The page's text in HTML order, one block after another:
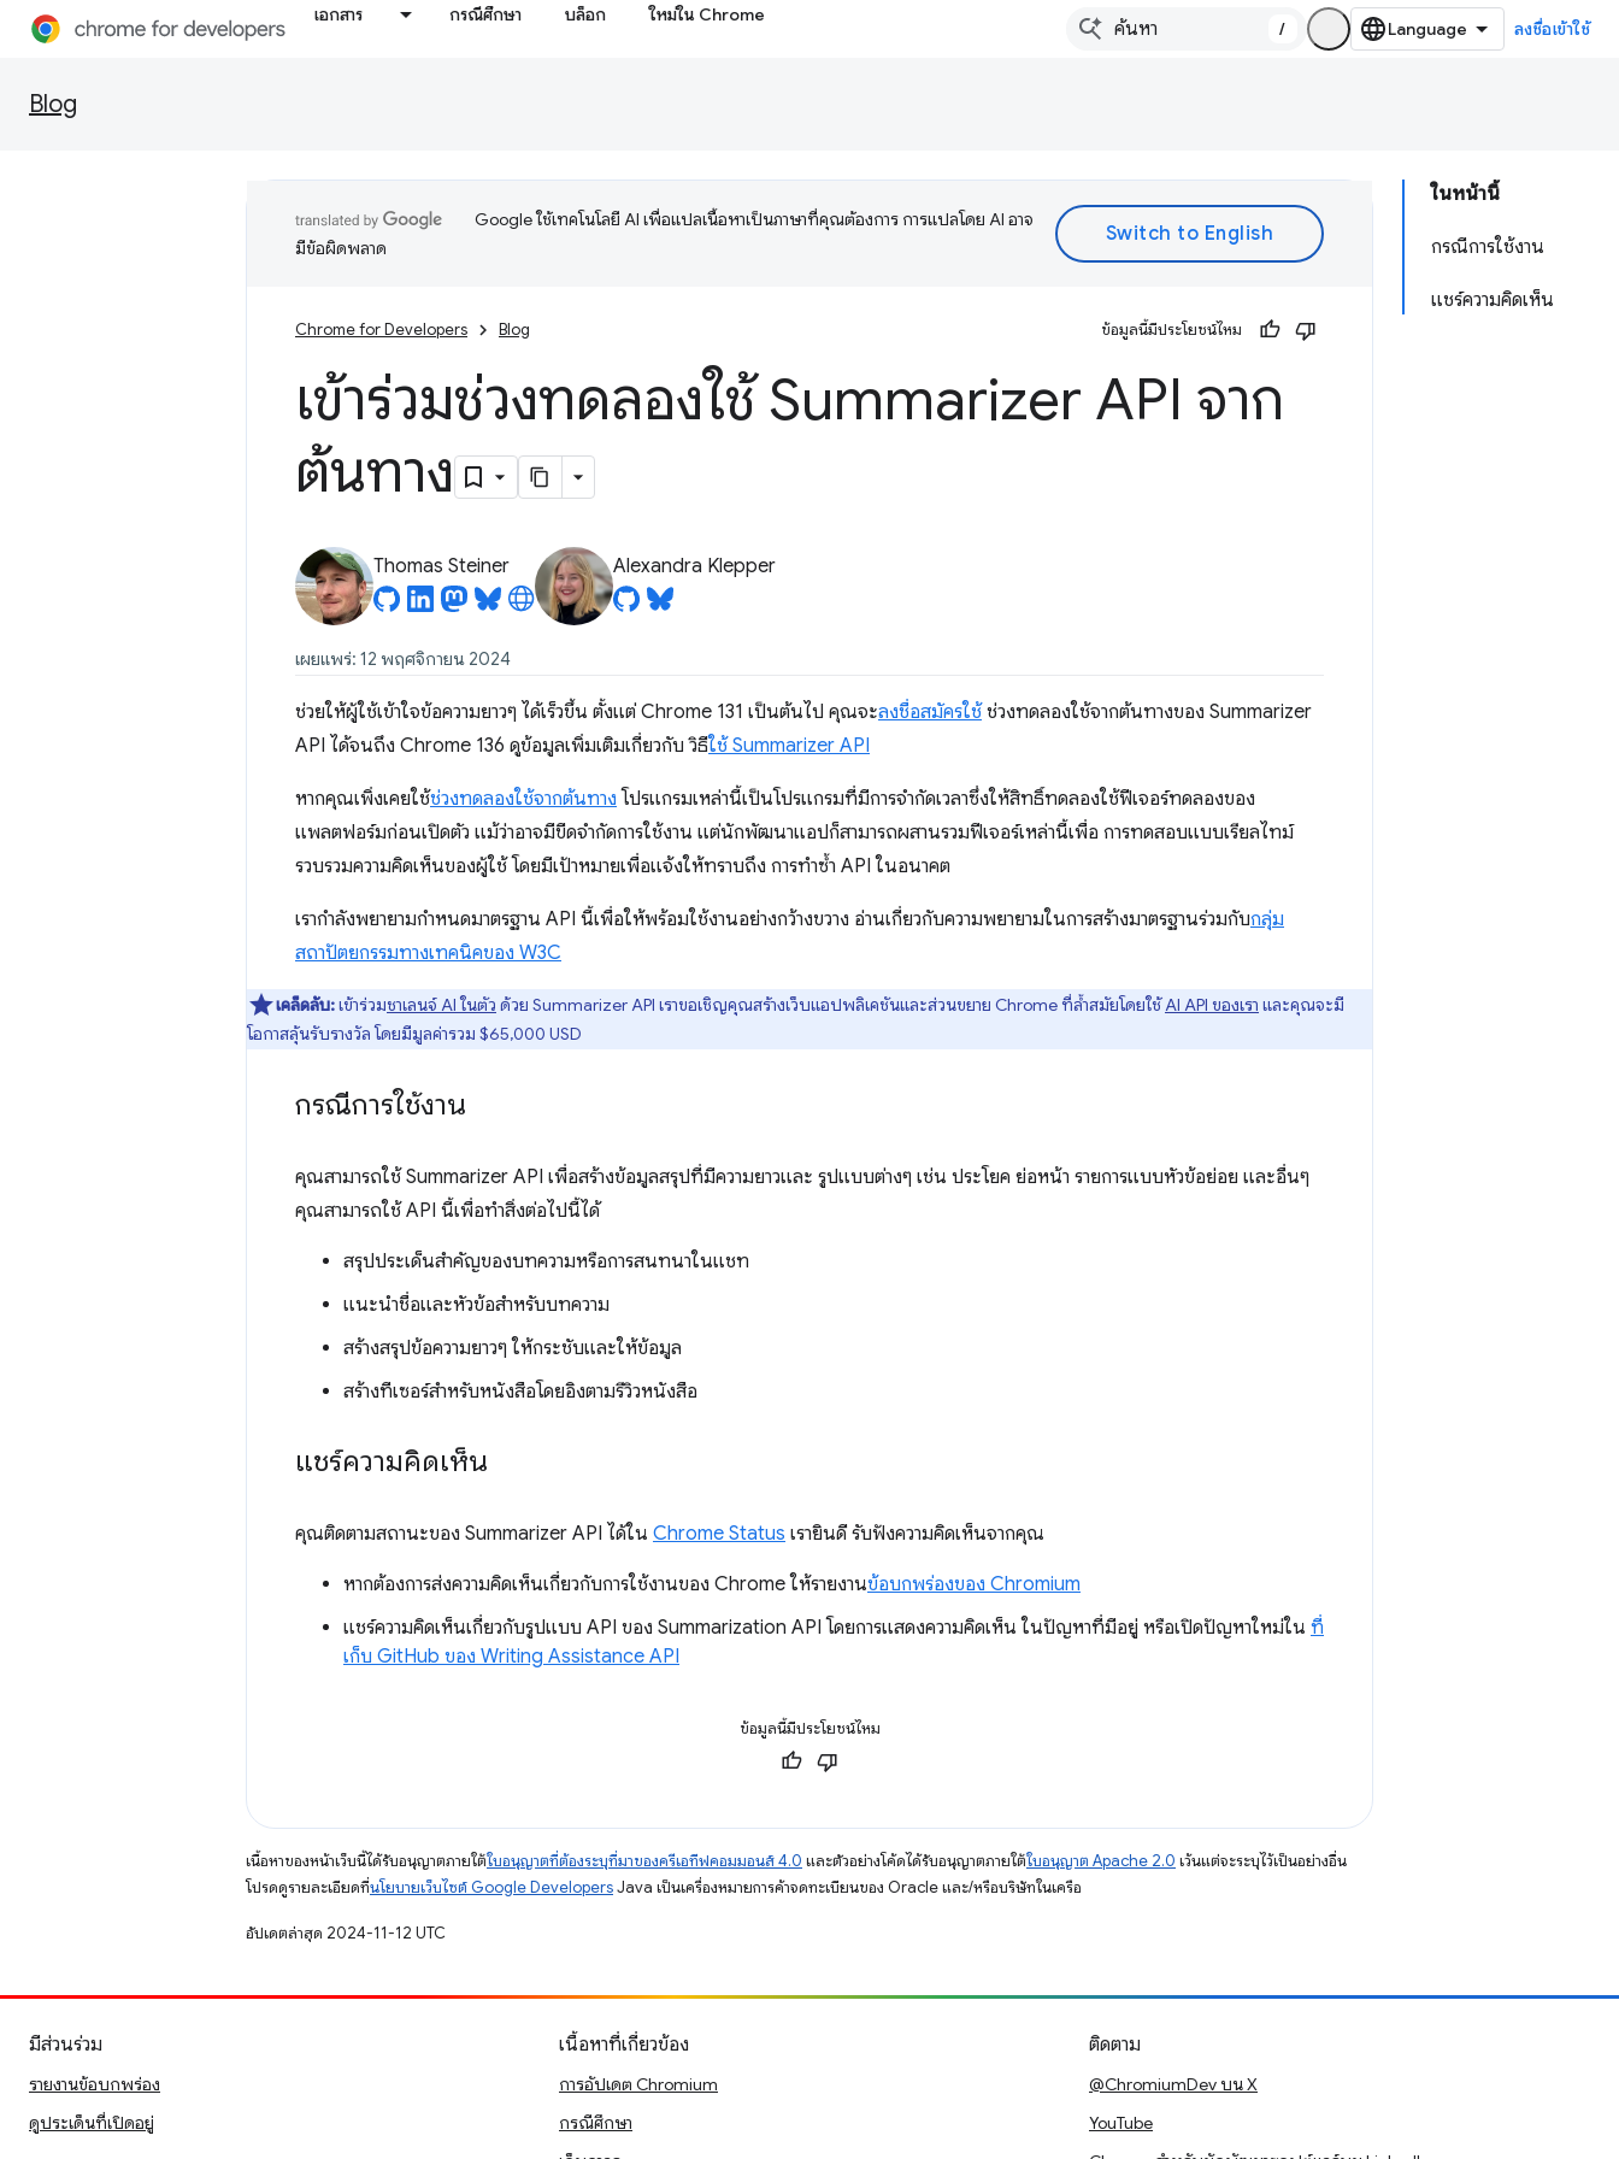
เอกสาร กรณีศึกษา บล็อก ใหม่ใน Chrome
/ ลงชื่อเข้าใช้
Blog
ในหน้านี้
กรณีการใช้งาน
แชร์ความคิดเห็น
Google ใช้เทคโนโลยี AI เพื่อแปลเนื้อหาเป็นภาษาที่คุณต้องการ การแปลโดย AI อาจ
มีข้อผิดพลาด
Chrome for Developers Blog ข้อมูลนี้มีประโยชน์ไหม
เข้าร่วมช่วงทดลองใช้ Summarizer API จาก
ต้นทาง
Thomas Steiner Alexandra Klepper
เผยแพร่: 12 พฤศจิกายน 2024
ช่วยให้ผู้ใช้เข้าใจข้อความยาวๆ ได้เร็วขึ้น ตั้งแต่ Chrome 131 เป็นต้นไป คุณจะลงชื่อสมัครใช้ ช่วงทดลองใช้จากต้นทางของ Summarizer
API ได้จนถึง Chrome 136 ดูข้อมูลเพิ่มเติมเกี่ยวกับ วิธีใช้ Summarizer API
หากคุณเพิ่งเคยใช้ช่วงทดลองใช้จากต้นทาง โปรแกรมเหล่านี้เป็นโปรแกรมที่มีการจำกัดเวลาซึ่งให้สิทธิ์ทดลองใช้ฟีเจอร์ทดลองของ
แพลตฟอร์มก่อนเปิดตัว แม้ว่าอาจมีขีดจํากัดการใช้งาน แต่นักพัฒนาแอปก็สามารถผสานรวมฟีเจอร์เหล่านี้เพื่อ การทดสอบแบบเรียลไทม์
รวบรวมความคิดเห็นของผู้ใช้ โดยมีเป้าหมายเพื่อแจ้งให้ทราบถึง การทำซ้ำ API ในอนาคต
เรากำลังพยายามกำหนดมาตรฐาน API นี้เพื่อให้พร้อมใช้งานอย่างกว้างขวาง อ่านเกี่ยวกับความพยายามในการสร้างมาตรฐานร่วมกับกลุ่ม
สถาปัตยกรรมทางเทคนิคของ W3C
เคล็ดลับ:เข้าร่วมชาเลนจ์ AI ในตัว ด้วย Summarizer API เราขอเชิญคุณสร้างเว็บแอปพลิเคชันและส่วนขยาย Chrome ที่ล้ำสมัยโดยใช้AI API ของเรา และคุณจะมี
โอกาสลุ้นรับรางวัล โดยมีมูลค่ารวม $65,000 USD
กรณีการใช้งาน
คุณสามารถใช้ Summarizer API เพื่อสร้างข้อมูลสรุปที่มีความยาวและ รูปแบบต่างๆ เช่น ประโยค ย่อหน้า รายการแบบหัวข้อย่อย และอื่นๆ
คุณสามารถใช้ API นี้เพื่อทำสิ่งต่อไปนี้ได้
สรุปประเด็นสำคัญของบทความหรือการสนทนาในแชท
แนะนำชื่อและหัวข้อสำหรับบทความ
สร้างสรุปข้อความยาวๆ ให้กระชับและให้ข้อมูล
สร้างทีเซอร์สำหรับหนังสือโดยอิงตามรีวิวหนังสือ
แชร์ความคิดเห็น
คุณติดตามสถานะของ Summarizer API ได้ใน Chrome Status เรายินดี รับฟังความคิดเห็นจากคุณ
หากต้องการส่งความคิดเห็นเกี่ยวกับการใช้งานของ Chrome ให้รายงานข้อบกพร่องของ Chromium
แชร์ความคิดเห็นเกี่ยวกับรูปแบบ API ของ Summarization API โดยการแสดงความคิดเห็น ในปัญหาที่มีอยู่ หรือเปิดปัญหาใหม่ใน ที่
เก็บ GitHub ของ Writing Assistance API
ข้อมูลนี้มีประโยชน์ไหม
เนื้อหาของหน้าเว็บนี้ได้รับอนุญาตภายใต้ใบอนุญาตที่ต้องระบุที่มาของครีเอทีฟคอมมอนส์ 4.0 และตัวอย่างโค้ดได้รับอนุญาตภายใต้ใบอนุญาต Apache 2.0 เว้นแต่จะระบุไว้เป็นอย่างอื่น
โปรดดูรายละเอียดที่นโยบายเว็บไซต์ Google DevelopersJava เป็นเครื่องหมายการค้าจดทะเบียนของ Oracle และ/หรือบริษัทในเครือ
อัปเดตล่าสุด 2024-11-12 UTC
มีส่วนร่วม
รายงานข้อบกพร่อง
ดูประเด็นที่เปิดอยู่
เนื้อหาที่เกี่ยวข้อง
การอัปเดต Chromium
กรณีศึกษา
ติดตาม
@ChromiumDev บน X
YouTube